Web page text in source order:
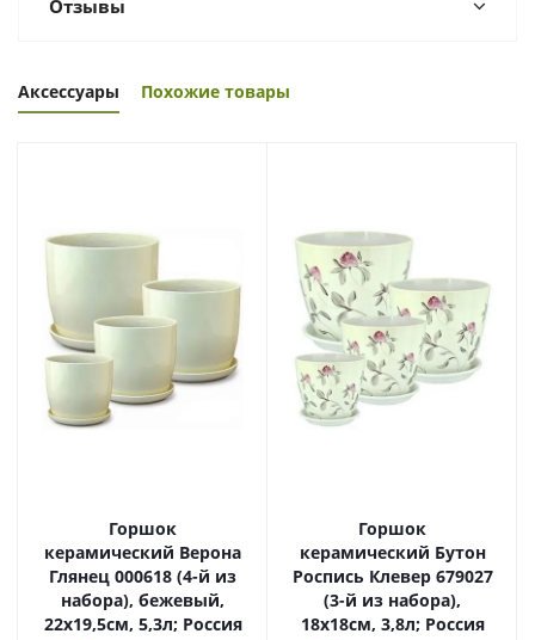
Отзывы
Аксессуары Похожие товары
Горшок
керамический Верона
Глянец 000618 (4-й из
набора), бежевый,
22х19,5см, 5,3л; Россия
Горшок
керамический Бутон
Роспись Клевер 679027
(3-й из набора),
18х18см, 3,8л; Россия